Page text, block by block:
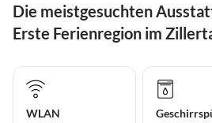
Die meistgesuchten
Erste Ferienregion im
WLAN